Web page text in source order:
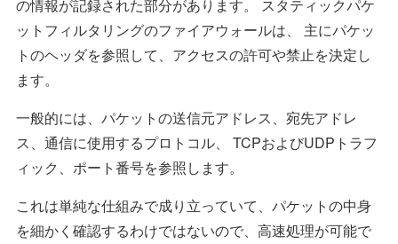
の情報が記録された部分があります。 スタティックパケ
ットフィルタリングのファイアウォールは、 主にパケッ
トのヘッダを参照して、アクセスの許可や禁止を決定し
ます。
一般的には、パケットの送信元アドレス、宛先アドレ
ス、通信に使用するプロトコル、 TCPおよびUDPトラフ
ィック、ポート番号を参照します。
これは単純な仕組みで成り立っていて、パケットの中身
を細かく確認するわけではないので、高速処理が可能で